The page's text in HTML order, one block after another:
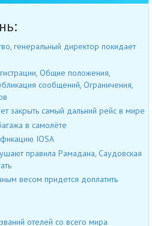
генеральный директор покидает
Общие положения,
сообщений, Ограничения,
закрыть самый дальний рейс в мире
в самолёте
IOSA
правила Рамадана, Саудовская
весом придется доплатить
отелей со всего мира